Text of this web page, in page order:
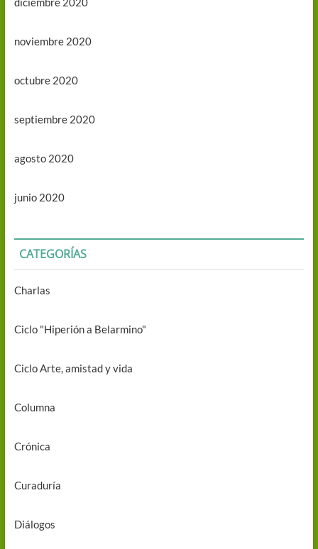
noviembre 2020
octubre 2020
septiembre 2020
agosto 2020
junio 2020
CATEGORÍAS
Charlas
Ciclo "Hiperión a Belarmino"
Ciclo Arte, amistad y vida
Columna
Crónica
Curaduría
Diálogos